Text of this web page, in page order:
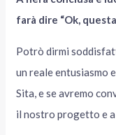
farà dire “Ok,
Potrò dirmi
un reale entusiasmo
Sita, e se avremo
il nostro progetto e